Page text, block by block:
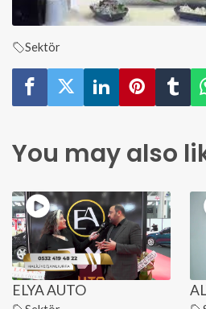
Sektör
You may also
ELYA AUTO